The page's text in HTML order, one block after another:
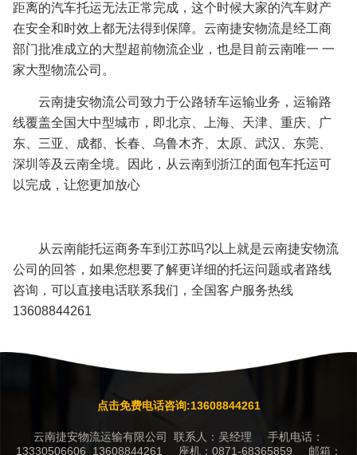
距离的汽车托运无法正常完成，这个时候大家的汽车财产
在安全和时效上都无法得到保障。云南捷安物流是经工商
部门批准成立的大型超前物流企业，也是目前云南唯一 一
家大型物流公司。
云南捷安物流公司致力于公路轿车运输业务，运输路
线覆盖全国大中型城市，即北京、上海、天津、重庆、广
东、三亚、成都、长春、乌鲁木齐、太原、武汉、东莞、
深圳等及云南全境。因此，从云南到浙江的面包车托运可
以完成，让您更加放心
从云南能托运商务车到江苏吗?以上就是云南捷安物流
公司的回答，如果您想要了解更详细的托运问题或者路线
咨询，可以直接电话联系我们，全国客户服务热线
13608844261
点击免费电话咨询:13608844261
云南捷安物流运输有限公司 联系人：吴经理 手机电话：
13330506606 13608844261 座机：0871-68365859 邮箱：